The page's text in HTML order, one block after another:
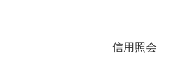
信用照会